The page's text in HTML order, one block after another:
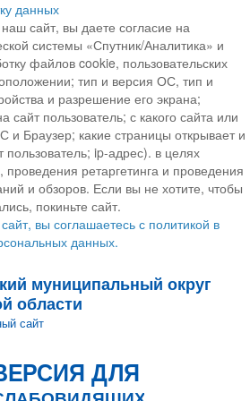
данных
сайт, вы даете согласие на
системы «Спутник/Аналитика» и
файлов cookie, пользовательских
тип и версия ОС, тип и
и разрешение его экрана;
сайт пользователь; с какого сайта или
и Браузер; какие страницы открывает и
пользователь; ip-адрес). в целях
ретаргетинга и проведения
и обзоров. Если вы не хотите, чтобы
покиньте сайт.
вы соглашаетесь с политикой в
данных.